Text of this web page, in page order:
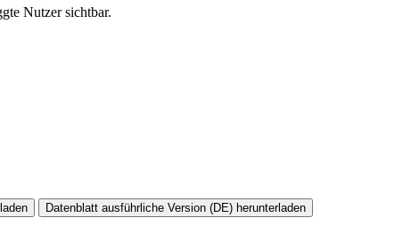
Nutzer sichtbar.
Datenblatt ausführliche Version (DE) herunterladen